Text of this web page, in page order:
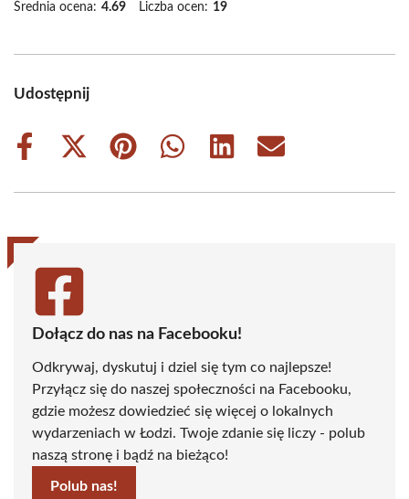
Średnia ocena: 4.69 Liczba ocen: 19
Udostępnij
Share
Share
(Twitter)
Share
Share
Share
Share
Dołącz do nas na Facebooku!
Odkrywaj, dyskutuj i dziel się tym co najlepsze!
Przyłącz się do naszej społeczności na Facebooku,
gdzie możesz dowiedzieć się więcej o lokalnych
wydarzeniach w Łodzi. Twoje zdanie się liczy - polub
naszą stronę i bądź na bieżąco!
Polub nas!